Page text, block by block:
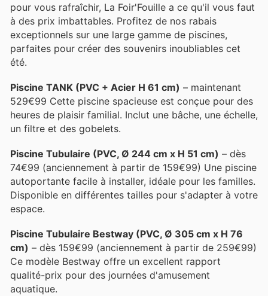
pour vous rafraîchir, La Foir'Fouille a ce qu'il vous faut
à des prix imbattables. Profitez de nos rabais
exceptionnels sur une large gamme de piscines,
parfaites pour créer des souvenirs inoubliables cet
été.
Piscine TANK (PVC + Acier H 61 cm) – maintenant
529€99 Cette piscine spacieuse est conçue pour des
heures de plaisir familial. Inclut une bâche, une échelle,
un filtre et des gobelets.
Piscine Tubulaire (PVC, Ø 244 cm x H 51 cm) – dès
74€99 (anciennement à partir de 159€99) Une piscine
autoportante facile à installer, idéale pour les familles.
Disponible en différentes tailles pour s'adapter à votre
espace.
Piscine Tubulaire Bestway (PVC, Ø 305 cm x H 76
cm) – dès 159€99 (anciennement à partir de 259€99)
Ce modèle Bestway offre un excellent rapport
qualité-prix pour des journées d'amusement
aquatique.